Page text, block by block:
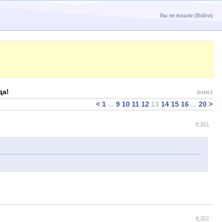
Вы не вошли (Войти)
вниз
< 1 ... 9 10 11 12 13 14 15 16 ... 20 >
# 361
# 362